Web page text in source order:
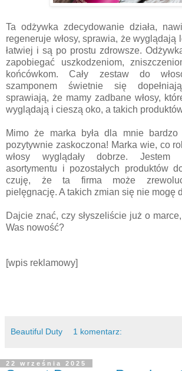
Ta odżywka zdecydowanie działa,
regeneruje włosy, sprawia, że wyglądają
łatwiej i są po prostu zdrowsze.
zapobiegać uszkodzeniom,
końcówkom. Cały zestaw do
szamponem świetnie się
sprawiają, że mamy zadbane włosy,
wyglądają i cieszą oko, a takich
Mimo że marka była dla mnie
pozytywnie zaskoczona! Marka wie, co
włosy wyglądały dobrze. Jestem
asortymentu i pozostałych produktów
czuję, że ta firma może
pielęgnację. A takich zmian się nie mogę
Dajcie znać, czy słyszeliście już o
Was nowość?
[wpis reklamowy]
Beautiful Duty 1 komentarz:
22 września 2025